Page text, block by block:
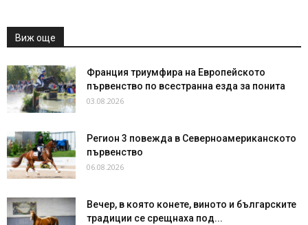
Виж още
Франция триумфира на Европейското
първенство по всестранна езда за понита
03.08.2026
Регион 3 повежда в Северноамериканското
първенство
06.08.2026
Вечер, в която конете, виното и българските
традиции се срещнаха под...